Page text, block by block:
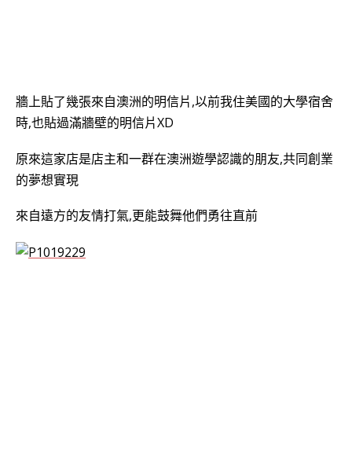
牆上貼了幾張來自澳洲的明信片,以前我住美國的大學宿舍
時,也貼過滿牆壁的明信片XD
原來這家店是店主和一群在澳洲遊學認識的朋友,共同創業
的夢想實現
來自遠方的友情打氣,更能鼓舞他們勇往直前